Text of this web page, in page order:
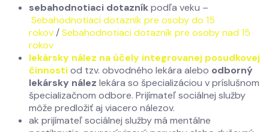
sebahodnotiaci dotazníkpodľa veku –
Sebahodnotiaci dotazník pre osoby do 15
rokov /Sebahodnotiaci dotazník pre osoby nad 15
rokov
lekársky nález na účely integrovanej posudkovej
činnostiod tzv. obvodného lekára alebo odborný
lekársky nález lekára so špecializáciou v príslušnom
špecializačnom odbore. Prijímateľ sociálnej služby
môže predložiť aj viacero nálezov.
ak prijímateľ sociálnej služby má mentálne